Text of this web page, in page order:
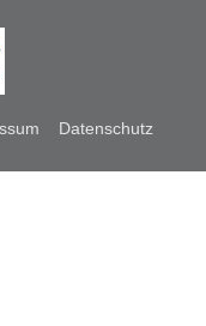
Datenschutz